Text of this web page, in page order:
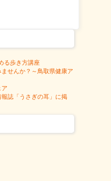
る歩き方講座
せんか？～鳥取県健康ア
誌「うさぎの耳」に掲